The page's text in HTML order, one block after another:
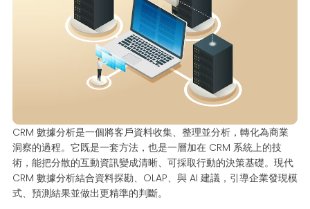
CRM 數據分析是一個將客戶資料收集、整理並分析，轉化為商業
洞察的過程。它既是一套方法，也是一層加在 CRM 系統上的技
術，能把分散的互動資訊變成清晰、可採取行動的決策基礎。現代
CRM 數據分析結合資料探勘、OLAP、與 AI 建議，引導企業發現模
式、預測結果並做出更精準的判斷。